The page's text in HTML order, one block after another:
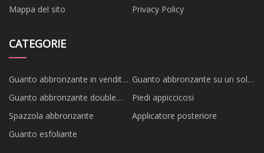
Mappa del sito
Privacy Policy
CATEGORIE
Guanto abbronzante in vendita
calda
Guanto abbronzante su un solo
lato
Guanto abbronzante double
face
Piedi appiccicosi
Spazzola abbronzante
Applicatore posteriore
Guanto esfoliante